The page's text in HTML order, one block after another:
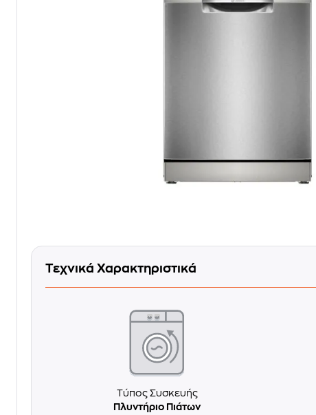
Τεχνικά Χαρακτηριστικά
Τύπος Συσκευής
Πλυντήριο Πιάτων